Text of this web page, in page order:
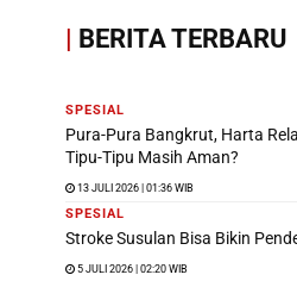
| BERITA TERBARU
SPESIAL
Pura-Pura Bangkrut, Harta
Tipu-Tipu Masih Aman?
13 JULI 2026 | 01:36 WIB
SPESIAL
Stroke Susulan Bisa Bikin
5 JULI 2026 | 02:20 WIB